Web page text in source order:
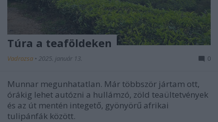
Túra a teaföldeken
Vadrozsa • 2025. január 13. 0
Munnar megunhatatlan. Már többször jártam ott,
órákig lehet autózni a hullámzó, zöld teaültetvények
és az út mentén integető, gyönyörű afrikai
tulipánfák között.